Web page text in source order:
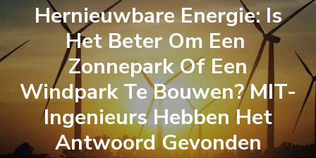
Hernieuwbare Energie: Is
Het Beter Om Een ​​
Zonnepark Of Een
Windpark Te Bouwen? MIT-
Ingenieurs Hebben Het
Antwoord Gevonden